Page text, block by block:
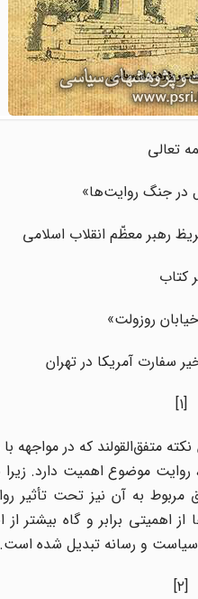
تعالی
در جنگ روایت‌ها»
رهبر معظّم انقلاب اسلامی
کتاب
روزولت»
سفارت آمریکا در تهران
[۱]
که در مواجهه با
موضوع اهمیت دارد. زیرا
به آن نیز تحت تأثیر
اهمیتی برابر و گاه بیشتر
و رسانه تبدیل شده است.
[۲]